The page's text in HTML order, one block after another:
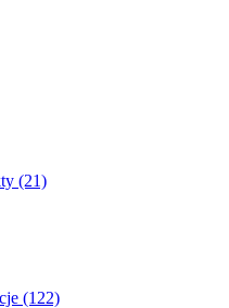
(21)
(122)